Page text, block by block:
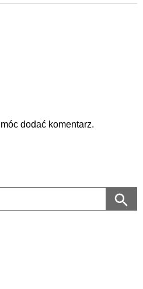
dodać komentarz.